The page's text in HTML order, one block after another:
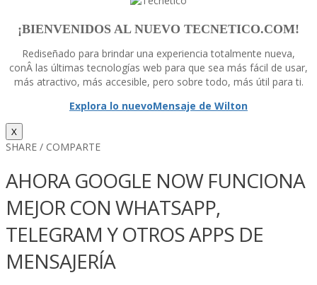
¡BIENVENIDOS AL NUEVO TECNETICO.COM!
Rediseñado para brindar una experiencia totalmente nueva,
conÂ las últimas tecnologí­as web para que sea más fácil de usar,
más atractivo, más accesible, pero sobre todo, más útil para ti.
Explora lo nuevoMensaje de Wilton
X
SHARE / COMPARTE
AHORA GOOGLE NOW FUNCIONA
MEJOR CON WHATSAPP,
TELEGRAM Y OTROS APPS DE
MENSAJERÍ­A